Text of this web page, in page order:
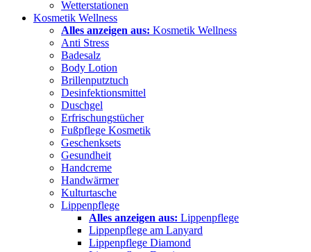
Wetterstationen
Kosmetik Wellness
Alles anzeigen aus: Kosmetik Wellness
Anti Stress
Badesalz
Body Lotion
Brillenputztuch
Desinfektionsmittel
Duschgel
Erfrischungstücher
Fußpflege Kosmetik
Geschenksets
Gesundheit
Handcreme
Handwärmer
Kulturtasche
Lippenpflege
Alles anzeigen aus: Lippenpflege
Lippenpflege am Lanyard
Lippenpflege Diamond